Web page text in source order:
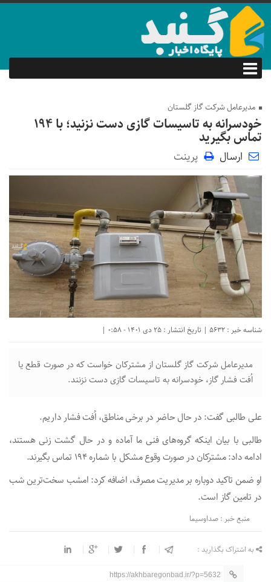
مدیرعامل شرکت گاز گلستان
خودسرانه به تاسیسات گازی دست نزنید؛ با ۱۹۴
تماس بگیرید
ارسال پرینت
شناسه خبر : 5632 | تاریخ انتشار : 25 دی 1401 - 0:58 |
مدیرعامل شرکت گاز گلستان از مشترکان خواست که در صورت قطع یا
اُفت فشار گاز، خودسرانه به تاسیسات گازی دست نزنند.
علی طالبی گفت: در حال حاضر در برخی مناطق، اُفت فشار داریم.
طالبی با بیان اینکه گروه‌های فنی ما آماده و در حال گشت زنی هستند،
ادامه داد: مشترکان در صورت وقوع مشکل با شماره ۱۹۴ تماس بگیرند.
او ضمن تاکید دوباره بر مدیریت مصرف، اضافه کرد: امشب سخت‌ترین شب
در تامین گاز است.
منبع خبر : صداوسیما
به اشتراک بگذارید :
https://akhbaregonbad.ir/?p=5632